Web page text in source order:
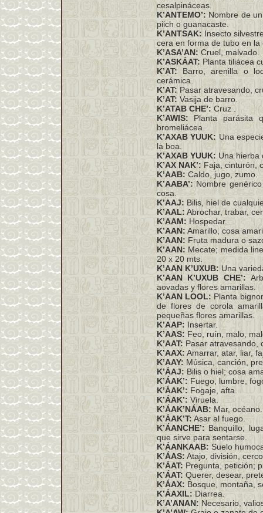
cesalpináceas.
K’ANTEMO’: Nombre de
piich o guanacaste.
K’ANTSAK: Insecto
cera en forma de tubo en la
K’ASA’AN:Cruel, malvado.
K’ASKÁAT: Planta tiliácea
K’AT: Barro, arenilla o
cerámica.
K’AT: Pasar atravesando,
K’AT: Vasija de barro.
K’ATAB CHE’: Cruz .
K’AWIS: Planta parásita
bromeliácea.
K’AXAB YUUK: Una
la boa.
K’AXAB YUUK:Una hierba
K’AX NAK’:Faja, cinturón,
K’AAB: Caldo, jugo, zumo.
K’AABA’:Nombre
cosa.
K’AAJ: Bilis, hiel de
K’AAL: Abrochar, trabar,
K’AAM:Hospedar.
K’AAN: Amarillo, cosa
K’AAN:Fruta madura o
K’AAN:Mecate; medida
20 x 20 mts.
K’AAN K’UXUB: Una
K’AAN K’UXUB CHE’:
aovadas y flores amarillas.
K’AAN LOOL:Planta
de flores de corola
pequeñas flores amarillas.
K’AAP: Insertar.
K’AAS: Feo, ruín, malo,
K’AAT:Pasar atravesando,
K’AAX: Amarrar, atar, liar,
K’AAY: Música, canción,
K’ÁAJ:Bilis o hiel; cosa
K’ÁAK’:Fuego, lumbre,
K’ÁAK’: Fogaje, afta.
K’ÁAK’:Viruela.
K’ÁAK’NÁAB: Mar, océano.
K’ÁAK’T: Asar al fuego.
K’ÁANCHE’:Banquillo,
que sirve para sentarse.
K’ÁANKAAB:Suelo
K’ÁAS: Atajo, división,
K’ÁAT:Pregunta, petición;
K’ÁAT: Querer, desear,
K’ÁAX:Bosque, montaña,
K’ÁAXIL:Diarrea.
K’A’ANAN: Necesario,